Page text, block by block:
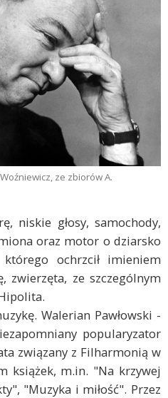
ze zbiorów A.
niskie głosy, samochody,
oraz motor o dziarsko
ochrzcił imieniem
zwierzęta, ze szczególnym
Walerian Pawłowski -
popularyzator
związany z Filharmonią w
książek, m.in. "Na krzywej
"Muzyka i miłość". Przez